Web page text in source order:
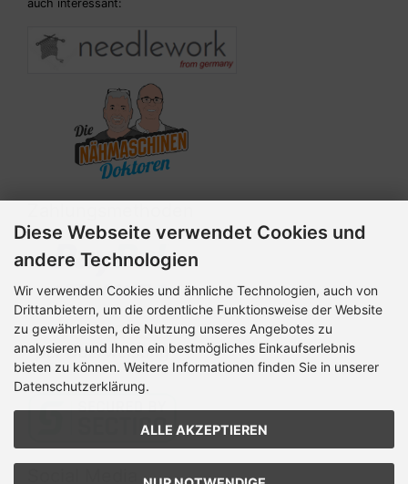
auch interessant:
Diese Webseite verwendet Cookies und
andere Technologien
Wir verwenden Cookies und ähnliche Technologien, auch von
Drittanbietern, um die ordentliche Funktionsweise der Website
zu gewährleisten, die Nutzung unseres Angebotes zu
analysieren und Ihnen ein bestmögliches Einkaufserlebnis
bieten zu können. Weitere Informationen finden Sie in unserer
Datenschutzerklärung.
ALLE AKZEPTIEREN